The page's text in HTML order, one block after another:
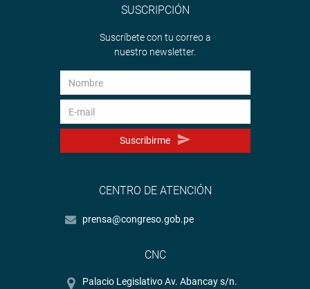
SUSCRIPCIÓN
Suscríbete con tu correo a
nuestro newsletter.
Suscribirme
CENTRO DE ATENCIÓN
prensa@congreso.gob.pe
CNC
Palacio Legislativo Av. Abancay s/n.